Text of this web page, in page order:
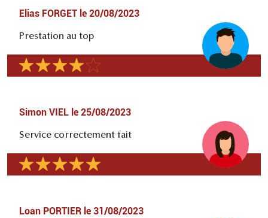
Elias FORGET le 20/08/2023
Prestation au top
Simon VIEL le 25/08/2023
Service correctement fait
Loan PORTIER le 31/08/2023